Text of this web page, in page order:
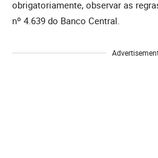
obrigatoriamente, observar as
nº 4.639 do Banco Central.